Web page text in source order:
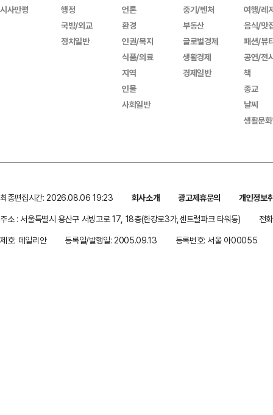
시사만평
행정
국방/외교
정치일반
언론
환경
인권/복지
식품/의료
지역
인물
사회일반
중기/벤처
부동산
글로벌경제
생활경제
경제일반
여행/레
음식/맛
패션/뷰
공연/전
책
종교
날씨
생활문
최종편집시간: 2026.08.06 19:23 회사소개 광고제휴문의
개인정보
주소 : 서울특별시 용산구 서빙고로 17, 18층(한강로3가,센트럴파크 타워동)
전
제호: 데일리안
등록일/발행일: 2005.09.13 등록번호: 서울 아00055